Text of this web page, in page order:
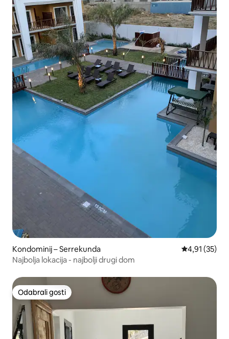
Kondominij – Serrekunda Prosječna
4,91 (35)
Najbolja lokacija - najbolji drugi dom
Odabrali gosti
Odabrali gosti